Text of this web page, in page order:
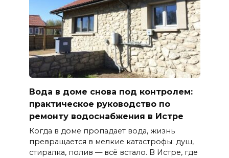
Вода в доме снова под контролем:
практическое руководство по
ремонту водоснабжения в Истре
Когда в доме пропадает вода, жизнь
превращается в мелкие катастрофы: душ,
стиралка, полив — всё встало. В Истре, где